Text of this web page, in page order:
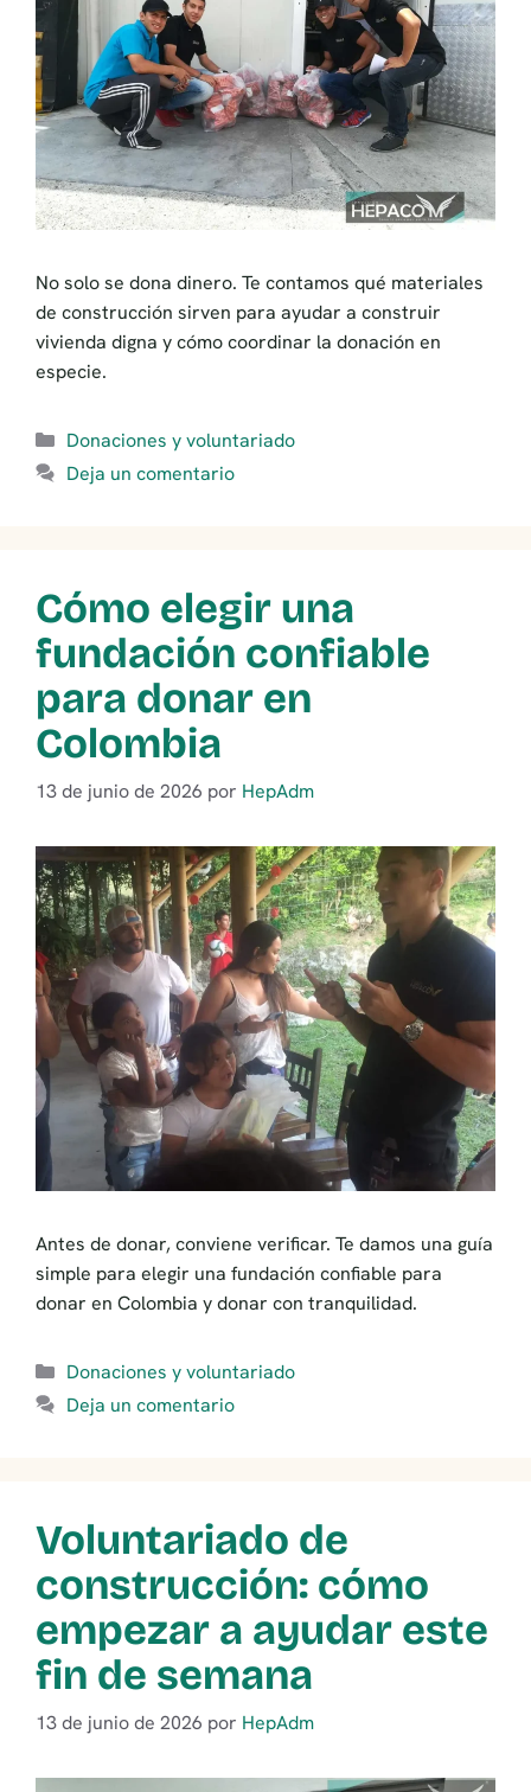
No solo se dona dinero. Te contamos qué materiales
de construcción sirven para ayudar a construir
vivienda digna y cómo coordinar la donación en
especie.
Categorías
Donaciones y voluntariado
Deja un comentario
Cómo elegir una
fundación confiable
para donar en
Colombia
13 de junio de 2026 por HepAdm
Antes de donar, conviene verificar. Te damos una guía
simple para elegir una fundación confiable para
donar en Colombia y donar con tranquilidad.
Categorías
Donaciones y voluntariado
Deja un comentario
Voluntariado de
construcción: cómo
empezar a ayudar este
fin de semana
13 de junio de 2026 por HepAdm